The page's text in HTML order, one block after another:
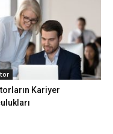
Kariyer